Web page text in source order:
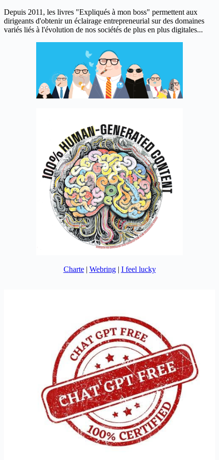
Depuis 2011, les livres "Expliqués à mon boss" permettent aux
dirigeants d'obtenir un éclairage entrepreneurial sur des domaines
variés liés à l'évolution de nos sociétés de plus en plus digitales...
Charte| Webring| I feel lucky